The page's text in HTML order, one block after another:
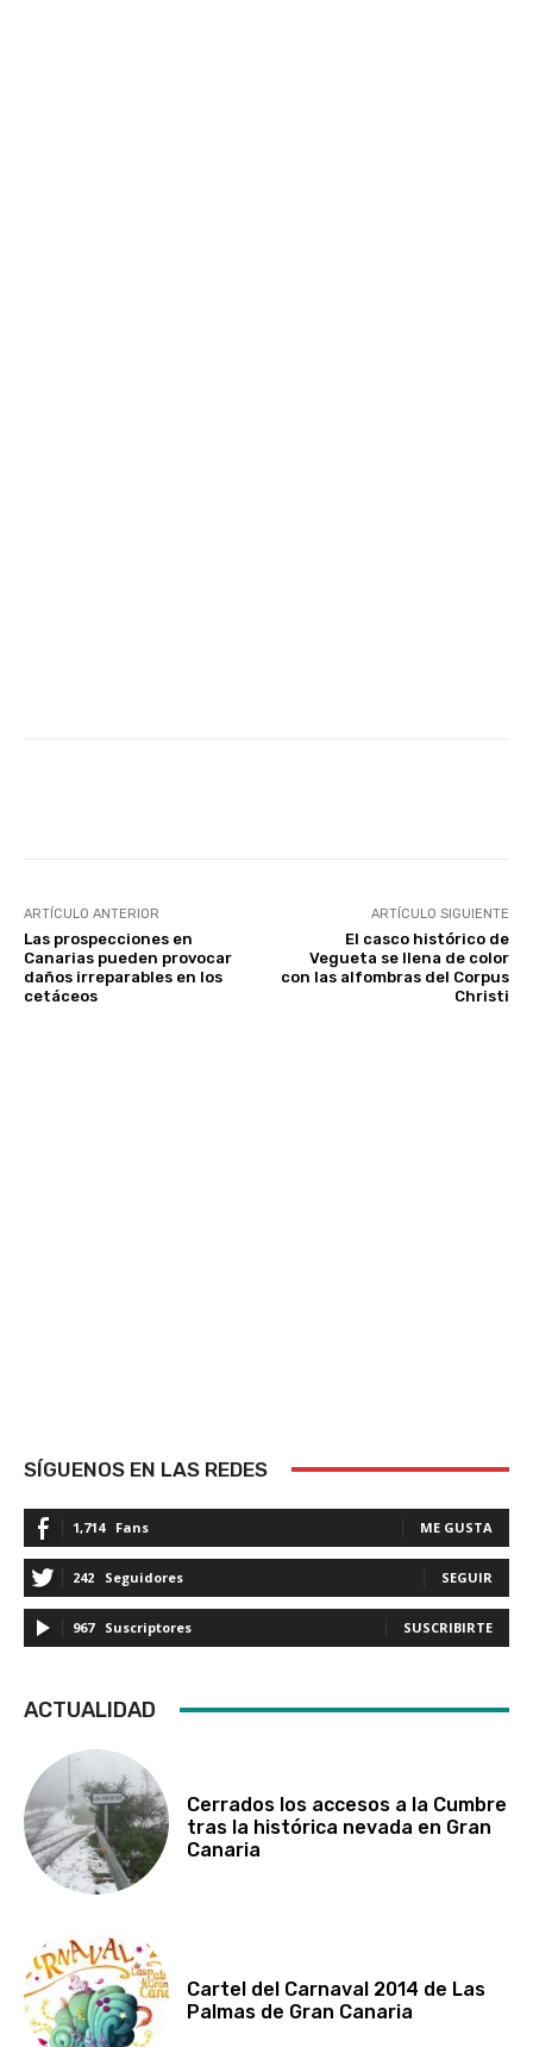
ARTÍCULO ANTERIOR
Las prospecciones en
Canarias pueden provocar
daños irreparables en los
cetáceos
ARTÍCULO SIGUIENTE
El casco histórico de
Vegueta se llena de color
con las alfombras del Corpus
Christi
SÍGUENOS EN LAS REDES
1,714 Fans ME GUSTA
242 Seguidores SEGUIR
967 Suscriptores SUSCRIBIRTE
ACTUALIDAD
Cerrados los accesos a la Cumbre
tras la histórica nevada en Gran
Canaria
Cartel del Carnaval 2014 de Las
Palmas de Gran Canaria